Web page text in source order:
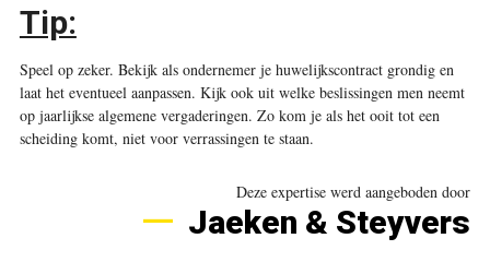
Tip:
Speel op zeker. Bekijk als ondernemer je huwelijkscontract grondig en
laat het eventueel aanpassen. Kijk ook uit welke beslissingen men neemt
op jaarlijkse algemene vergaderingen. Zo kom je als het ooit tot een
scheiding komt, niet voor verrassingen te staan.
Deze expertise werd aangeboden door
Jaeken & Steyvers